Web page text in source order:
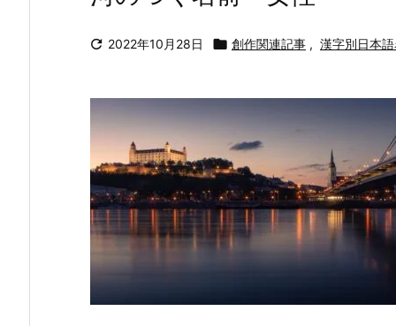
 2022年10月28日  創作関連記事 , 漢字別日本